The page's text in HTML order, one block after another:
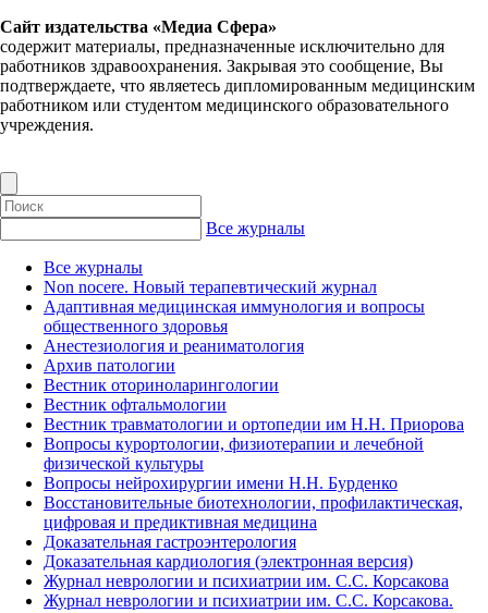
Сайт издательства «Медиа Сфера»
содержит материалы, предназначенные исключительно для
работников здравоохранения. Закрывая это сообщение, Вы
подтверждаете, что являетесь дипломированным медицинским
работником или студентом медицинского образовательного
учреждения.
Все журналы
Все журналы
Non nocere. Новый терапевтический журнал
Адаптивная медицинская иммунология и вопросы
общественного здоровья
Анестезиология и реаниматология
Архив патологии
Вестник оториноларингологии
Вестник офтальмологии
Вестник травматологии и ортопедии им Н.Н. Приорова
Вопросы курортологии, физиотерапии и лечебной
физической культуры
Вопросы нейрохирургии имени Н.Н. Бурденко
Восстановительные биотехнологии, профилактическая,
цифровая и предиктивная медицина
Доказательная гастроэнтерология
Доказательная кардиология (электронная версия)
Журнал неврологии и психиатрии им. С.С. Корсакова
Журнал неврологии и психиатрии им. С.С. Корсакова.